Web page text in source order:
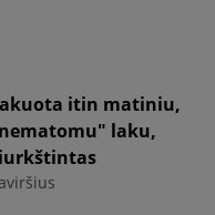
itin matiniu,
laku,